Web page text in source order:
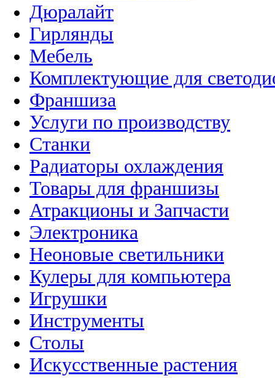
Дюралайт
Гирлянды
Мебель
Комплектующие для
Франшиза
Услуги по производству
Станки
Радиаторы охлаждения
Товары для франшизы
Атракционы и Запчасти
Электроника
Неоновые светильники
Кулеры для компьютера
Игрушки
Инструменты
Столы
Искусственные растения